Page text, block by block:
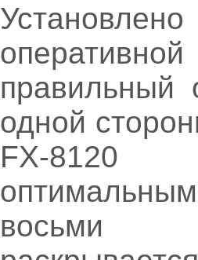
одной
FX-8120
восьми